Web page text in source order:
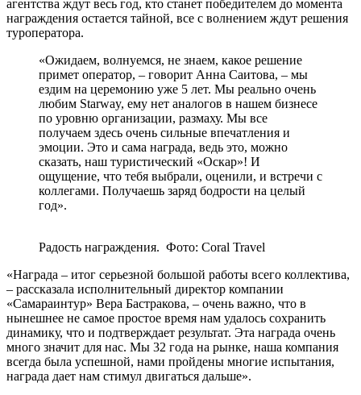
агентства ждут весь год, кто станет победителем до момента
награждения остается тайной, все с волнением ждут решения
туроператора.
«Ожидаем, волнуемся, не знаем, какое решение
примет оператор, – говорит Анна Саитова, – мы
ездим на церемонию уже 5 лет. Мы реально очень
любим Starway, ему нет аналогов в нашем бизнесе
по уровню организации, размаху. Мы все
получаем здесь очень сильные впечатления и
эмоции. Это и сама награда, ведь это, можно
сказать, наш туристический «Оскар»! И
ощущение, что тебя выбрали, оценили, и встречи с
коллегами. Получаешь заряд бодрости на целый
год».
Радость награждения. ​ Фото: Coral Travel ​
«Награда – итог серьезной большой работы всего коллектива,
– рассказала исполнительный директор компании
«Самараинтур» Вера Бастракова, – очень важно, что в
нынешнее не самое простое время нам удалось сохранить
динамику, что и подтверждает результат. Эта награда очень
много значит для нас. Мы 32 года на рынке, наша компания
всегда была успешной, нами пройдены многие испытания,
награда дает нам стимул двигаться дальше».